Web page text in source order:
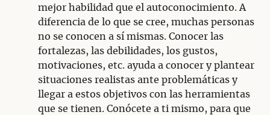
mejor habilidad que el autoconocimiento. A
diferencia de lo que se cree, muchas personas
no se conocen a sí mismas. Conocer las
fortalezas, las debilidades, los gustos,
motivaciones, etc. ayuda a conocer y plantear
situaciones realistas ante problemáticas y
llegar a estos objetivos con las herramientas
que se tienen. Conócete a ti mismo, para que